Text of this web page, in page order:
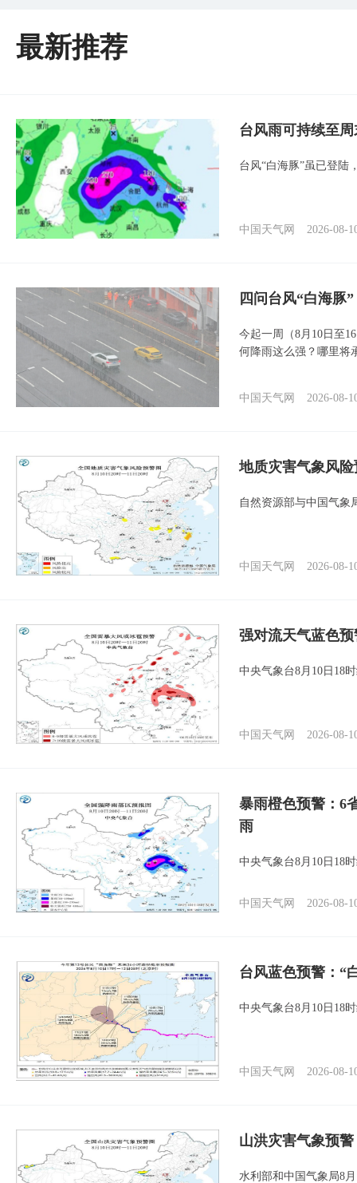
最新推荐
台风雨可持续至
台风“白海豚”虽已登陆
中国天气网 2026-08-
四问台风“白海豚
今起一周（8月10日至
何降雨这么强？哪里将
中国天气网 2026-08-
地质灾害气象风
自然资源部与中国气象
中国天气网 2026-08-
强对流天气蓝色
中央气象台8月10日18
中国天气网 2026-08-
暴雨橙色预警：6
雨
中央气象台8月10日18
中国天气网 2026-08-
台风蓝色预警：“
中央气象台8月10日18
中国天气网 2026-08-
山洪灾害气象预
水利部和中国气象局8